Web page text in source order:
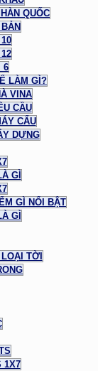
QUỐC
6
LÀM GÌ?
VINA
CẦU
CẨU
DỰNG
GÌ
GÌ NỔI BẬT
GÌ
LOẠI TỜI
1X7